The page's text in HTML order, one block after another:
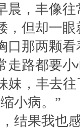
晨，丰像
，但却一
口那两颗
走路都要小
妹，丰去
小病。”
结果我也